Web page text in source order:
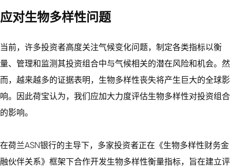
应对生物多样性问题
当前，许多投资者高度关注气候变化问题，制定各类指标以衡
量、管理和监测其投资组合中与气候相关的潜在风险和机会。然
而，越来越多的证据表明，生物多样性丧失将产生巨大的全球影
响。因此荷宝认为，我们应加大力度评估生物多样性对投资组合
的影响。
在荷兰ASN银行的主导下，多家投资者正在《生物多样性财务金
融伙伴关系》框架下合作开发生物多样性衡量指标，旨在建立评